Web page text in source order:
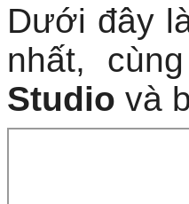
Dưới đây
nhất,
Studio và